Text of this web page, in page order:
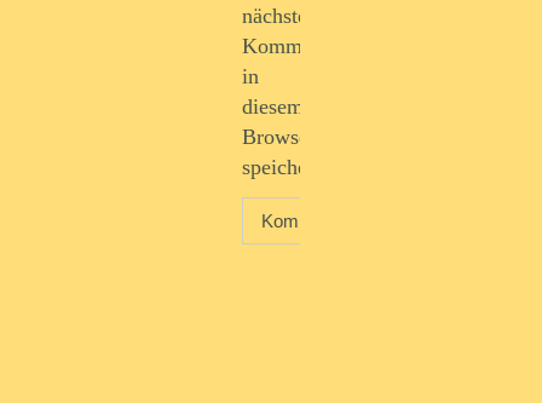
nächste
Kommentierung
in
diesem
Browser
speichern.